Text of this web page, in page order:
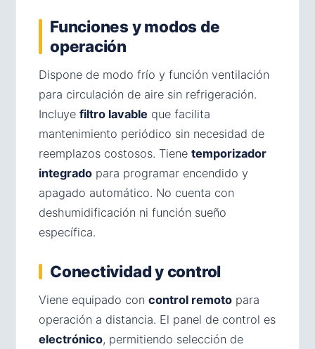
Funciones y modos de
operación
Dispone de modo frío y función ventilación
para circulación de aire sin refrigeración.
Incluye filtro lavable que facilita
mantenimiento periódico sin necesidad de
reemplazos costosos. Tiene temporizador
integrado para programar encendido y
apagado automático. No cuenta con
deshumidificación ni función sueño
específica.
Conectividad y control
Viene equipado con control remoto para
operación a distancia. El panel de control es
electrónico, permitiendo selección de